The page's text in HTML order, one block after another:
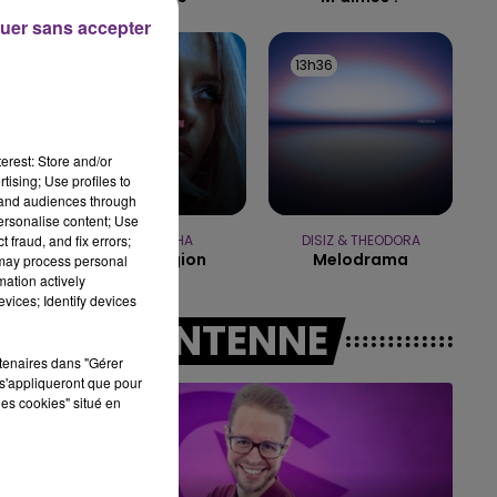
7h00 - 11h00
BEBE REXHA
New Religion
13h36
13h36
DISIZ & THEODORA
Melodrama
A L'ANTENNE
Store and/or
Use profiles to
audiences through
content; Use
fraud, and fix errors;
process personal
actively
Identify devices
dans "Gérer
que pour
cookies" situé en
sans accepter